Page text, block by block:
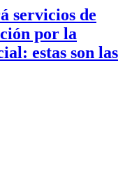
servicios de
por la
estas son las